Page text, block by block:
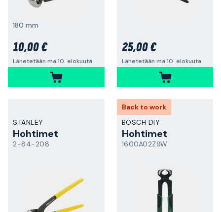
180 mm
10,00 €
Lähetetään ma 10. elokuuta
25,00 €
Lähetetään ma 10. elokuuta
STANLEY
Hohtimet
2-84-208
Back to work
BOSCH DIY
Hohtimet
1600A02Z9W